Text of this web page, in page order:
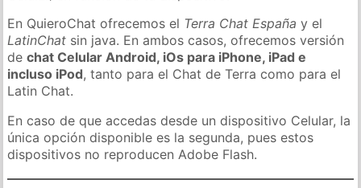
En QuieroChat ofrecemos el Terra Chat España y el
LatinChat sin java. En ambos casos, ofrecemos versión
dechat Celular Android, iOs para iPhone, iPad e
incluso iPod, tanto para el Chat de Terra como para el
Latin Chat.
En caso de que accedas desde un dispositivo Celular, la
única opción disponible es la segunda, pues estos
dispositivos no reproducen Adobe Flash.